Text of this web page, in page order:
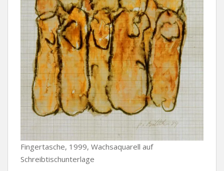
Fingertasche, 1999, Wachsaquarell auf
Schreibtischunterlage